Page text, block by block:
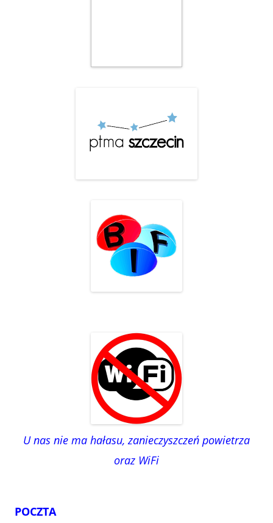
U nas nie ma hałasu, zanieczyszczeń powietrza
oraz WiFi
POCZTA